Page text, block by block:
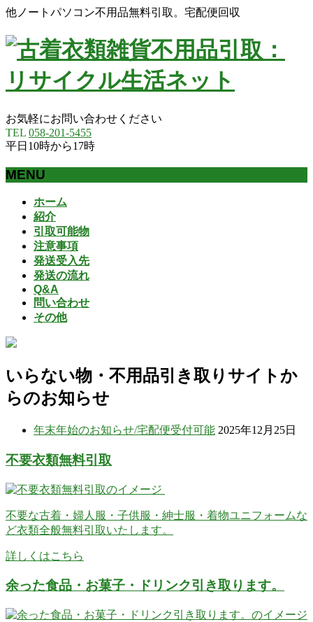
他ノートパソコン不用品無料引取。宅配便回収
お気軽にお問い合わせください
TEL 058-201-5455
平日10時から17時
MENU
ホーム
紹介
引取可能物
注意事項
発送受入先
発送の流れ
Q&A
問い合わせ
その他
いらない物・不用品引き取りサイトか
らのお知らせ
年末年始のお知らせ/宅配便受付可能 2025年12月25日
不要衣類無料引取
不要な古着・婦人服・子供服・紳士服・着物ユニフォームな
ど衣類全般無料引取いたします。
詳しくはこちら
余った食品・お菓子・ドリンク引き取ります。